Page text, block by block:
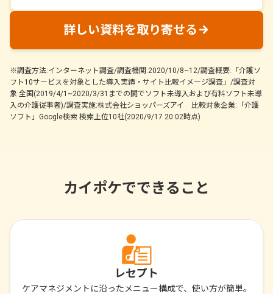
詳しい資料を取り寄せる
※調査方法:インターネット調査/調査機関:2020/10/8~12/調査概要:「介護ソ
フト10サービスを対象とした導入実績・サイト比較イメージ調査」/調査対
象:全国(2019/4/1~2020/3/31までの間でソフト未導入および有料ソフト未導
入の介護従事者)/調査実施:株式会社ショッパーズアイ 比較対象企業:「介護
ソフト」Google検索 検索上位10社(2020/9/17 20:02時点)
カイポケでできること
レセプト
ケアマネジメントに沿ったメニュー構成で、使い方が簡単。